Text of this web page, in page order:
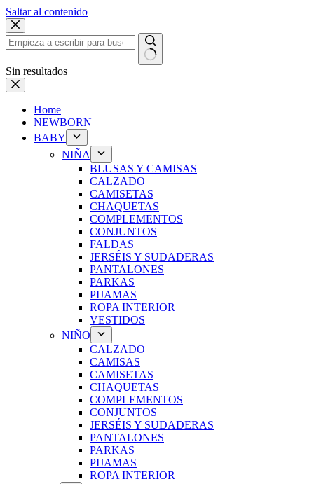
Saltar al contenido
Sin resultados
Home
NEWBORN
BABY
NIÑA
BLUSAS Y CAMISAS
CALZADO
CAMISETAS
CHAQUETAS
COMPLEMENTOS
CONJUNTOS
FALDAS
JERSÉIS Y SUDADERAS
PANTALONES
PARKAS
PIJAMAS
ROPA INTERIOR
VESTIDOS
NIÑO
CALZADO
CAMISAS
CAMISETAS
CHAQUETAS
COMPLEMENTOS
CONJUNTOS
JERSÉIS Y SUDADERAS
PANTALONES
PARKAS
PIJAMAS
ROPA INTERIOR